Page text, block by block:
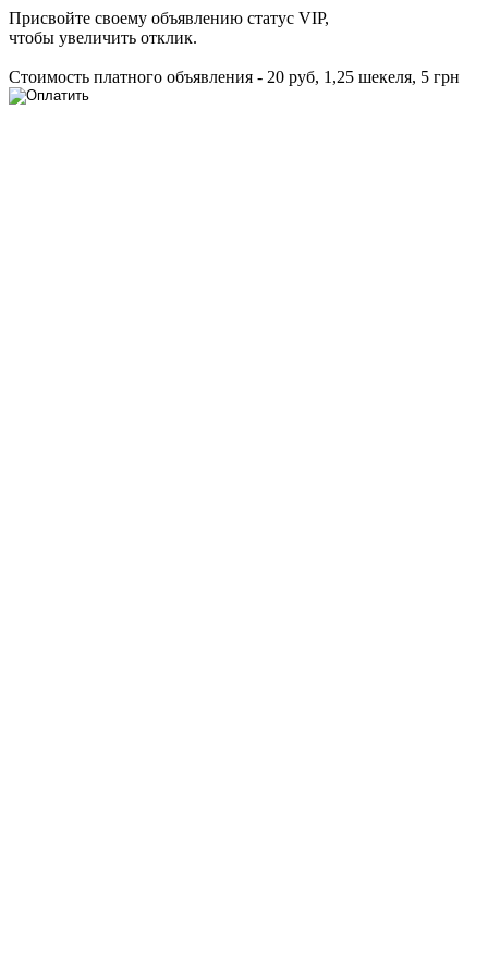
Присвойте своему объявлению статус VIP,
чтобы увеличить отклик.
Стоимость платного объявления - 20 руб, 1,25 шекеля, 5 грн